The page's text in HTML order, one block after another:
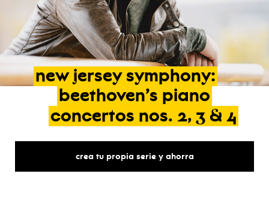
new jersey symphony:
beethoven’s piano
concertos nos. 2, 3 & 4
crea tu propia serie y ahorra